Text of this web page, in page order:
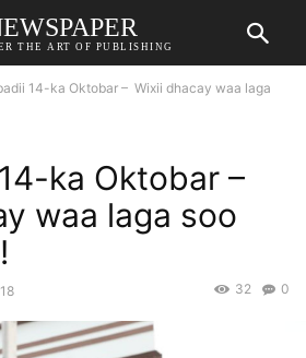
THE ART OF PUBLISHING
14-ka Oktobar – Wixii dhacay waa laga
ka Oktobar –
waa laga soo
0
32